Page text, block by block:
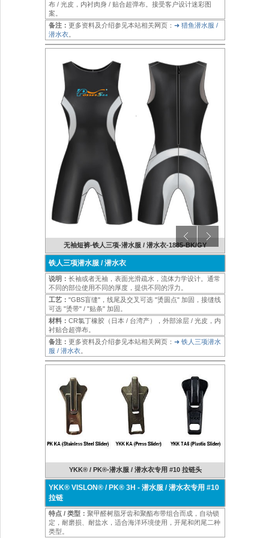
布 / 光皮，内衬肉身 / 贴合超弹布。接受客户设计迷彩图
案。
备注： 更多资料及介绍参见本站相关网页： ➜ 猎鱼潜水服 /
潜水衣
无袖短裤-铁人三项-潜水服 / 潜水衣-1885-BK/GY
铁人三项潜水服 / 潜水衣
说明： 长袖或者无袖，表面光滑疏水，流体力学设计。通常
不同的部位使用不同的厚度，提供不同的浮力。
工艺： "GBS盲缝"，线尾及交叉可选 "烫圆点" 加固，接缝线
可选 "烫带" / "贴条" 加固。
材料： CR氯丁橡胶（日本 / 台湾产），外部涂层 / 光皮，内
衬贴合超弹布。
备注： 更多资料及介绍参见本站相关网页： ➜ 铁人三项潜水
服 / 潜水衣
YKK® / PK®-潜水服 / 潜水衣专用 #10 拉链头
YKK® VISLON® / PK® 3H - 潜水服 / 潜水衣专用 #10
拉链
特点 / 类型： 聚甲醛树脂牙齿和聚酯布带组合而成，自动锁
定，耐磨损、耐盐水，适合海洋环境使用，开尾和闭尾二种
类型。